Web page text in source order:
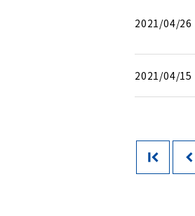
2021/04/26
2021/04/15